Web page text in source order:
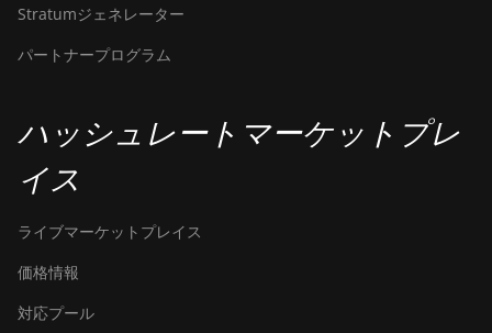
BITMAIN Antminer T21
Baikal Giant X10
Bitdeer SealMiner A2 Hyd
Bitdeer SealMiner A2 Pro
Stratumジェネレーター
パートナープログラム
ハッシュレートマーケットプレ
イス
ライブマーケットプレイス
価格情報
対応プール